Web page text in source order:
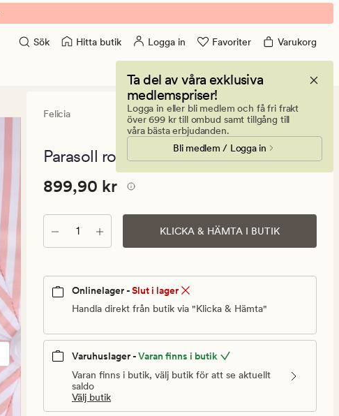
Sök Hitta butik Logga in Favoriter Varukorg
Ta del av våra exklusiva
medlemspriser!
Logga in eller bli medlem och få fri frakt
över 699 kr till ombud samt tillgång till
våra bästa erbjudanden.
Bli medlem / Logga in
Felicia
0
med
betyg
0
Parasoll rosa - ø150x175 cm
Pris
899,90
kr.
Ordinarie
pris
kr
Pris 899,90 kr
899,90 kr
Antal KLICKA & HÄMTA I BUTIK
Onlinelager -Slut i lager
Handla direkt från butik via "Klicka & Hämta"
Varuhuslager -Varan finns i butik
Varan finns i butik, välj butik för att se aktuellt
saldo
Välj butik